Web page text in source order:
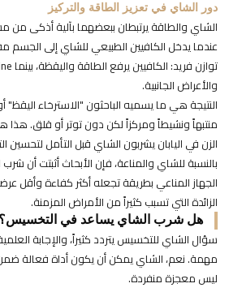
دور الشاي في تعزيز الطاقة والتركيز
الشاي والطاقة يرتبطان ببعضهما بآلية أذكى من
والأعراض الجانبية.
منتبهاً ونشيطاً ومركزاً لكن دون توتر أو قلق.
الزن في اليابان يشربون الشاي قبل التأمل لتحسين
بالنسبة للشاي والمناعة، فإن الأبحاث أثبتت أن
الجهاز المناعي بطريقة تجعله أكثر كفاءة وأقل
الزائدة التي تسبب كثيراً من الأمراض المزمنة.
هل شرب الشاي يساعد في التخسيس؟
سؤال الشاي للتخسيس يتردد كثيراً، والإجابة
مهمة. نعم، الشاي يمكن أن يكون أداة فعالة ضمن
ليس معجزة منفردة.